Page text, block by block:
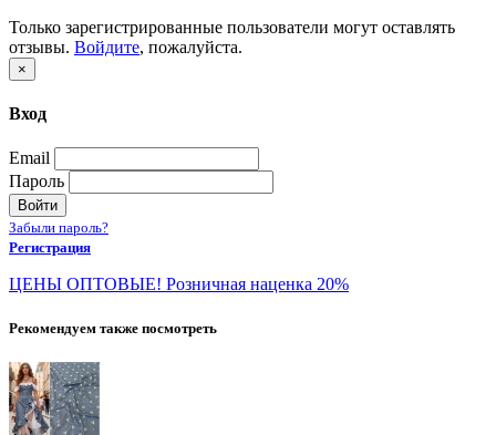
Только зарегистрированные пользователи могут оставлять
отзывы. Войдите, пожалуйста.
×
Вход
Email
Пароль
Войти
Забыли пароль?
Регистрация
ЦЕНЫ ОПТОВЫЕ! Розничная наценка 20%
Рекомендуем также посмотреть